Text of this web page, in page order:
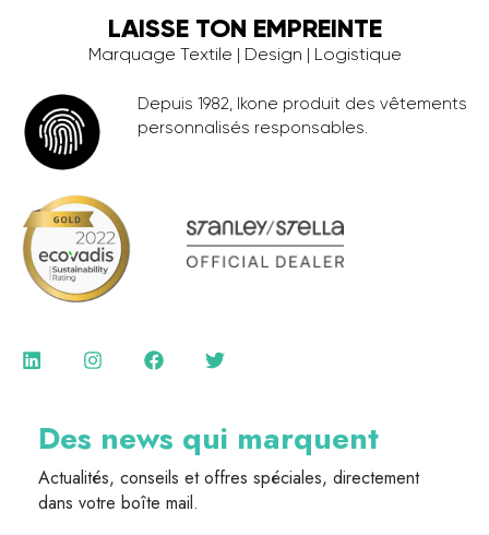
LAISSE TON EMPREINTE
Marquage Textile | Design | Logistique
Depuis 1982, Ikone produit des vêtements
personnalisés responsables.
Des news qui marquent
Actualités, conseils et offres spéciales, directement
dans votre boîte mail.